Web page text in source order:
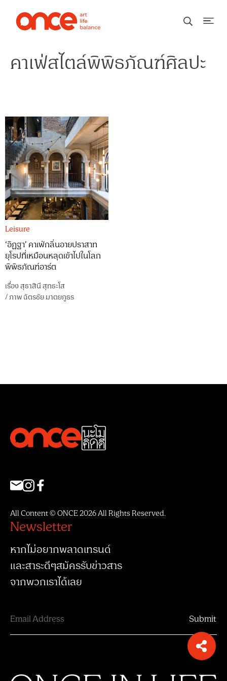
คาเฟ่สไตล์พิพิธภัณฑ์ศิลปะ
Leisure
‘อิฏฐา’ คาเฟ่กลิ่นอายปราสาท
ยุโรปที่เหมือนหลุดเข้าไปในโลก
พิพิธภัณฑ์อาร์ต
เรื่องสุธาสินี สุทธะโส
/ภาพฉัตรชัย มาตยภูธร
All Content © ONCE 2026 All Rights Reserved.
Newsletter
หากไม่อยากพลาดเทรนด์
และสาระดีๆสมัครรับข่าวสาร
จากพวกเราได้เลย